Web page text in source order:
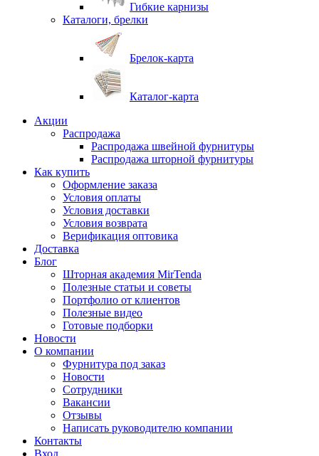
Гибкие карнизы
Каталоги, брелки
Брелок-карта
Каталог-карта
Акции
Распродажа
Распродажа швейной фурнитуры
Распродажа шторной фурнитуры
Как купить
Оформление заказа
Условия оплаты
Условия доставки
Условия возврата
Верификация оптовика
Доставка
Блог
Шторная академия MirTenda
Полезные статьи и советы
Портфолио от клиентов
Полезные видео
Готовые подборки
Новости
О компании
Фурнитура под заказ
Новости
Сотрудники
Вакансии
Отзывы
Написать руководителю компании
Контакты
Вход